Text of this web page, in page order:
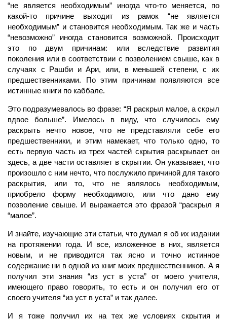
“не является необходимым” иногда что-то меняется, по
какой-то причине выходит из рамок “не является
необходимым” и становится необходимым. Так же и часть
“невозможно” иногда становится возможной. Происходит
это по двум причинам: или вследствие развития
поколения или в соответствии с позволением свыше, как в
случаях с Рашби и Ари, или, в меньшей степени, с их
предшественниками. По этим причинам появляются все
истинные книги по каббале.
Это подразумевалось во фразе: “Я раскрыл малое, а скрыл
вдвое больше”. Имелось в виду, что случилось ему
раскрыть нечто новое, что не представляли себе его
предшественники, и этим намекает, что только одно, то
есть первую часть из трех частей скрытия раскрывает он
здесь, а две части оставляет в скрытии. Он указывает, что
произошло с ним нечто, что послужило причиной для такого
раскрытия, или то, что не являлось необходимым,
приобрело форму необходимого, или что дано ему
позволение свыше. И выражается это фразой “раскрыл я
“малое”.
И знайте, изучающие эти статьи, что думал я об их издании
на протяжении года. И все, изложенное в них, является
новым, и не приводится так ясно и точно истинное
содержание ни в одной из книг моих предшественников. А я
получил эти знания “из уст в уста” от моего учителя,
имеющего право говорить, то есть и он получил его от
своего учителя “из уст в уста” и так далее.
И я тоже получил их на тех же условиях скрытия и